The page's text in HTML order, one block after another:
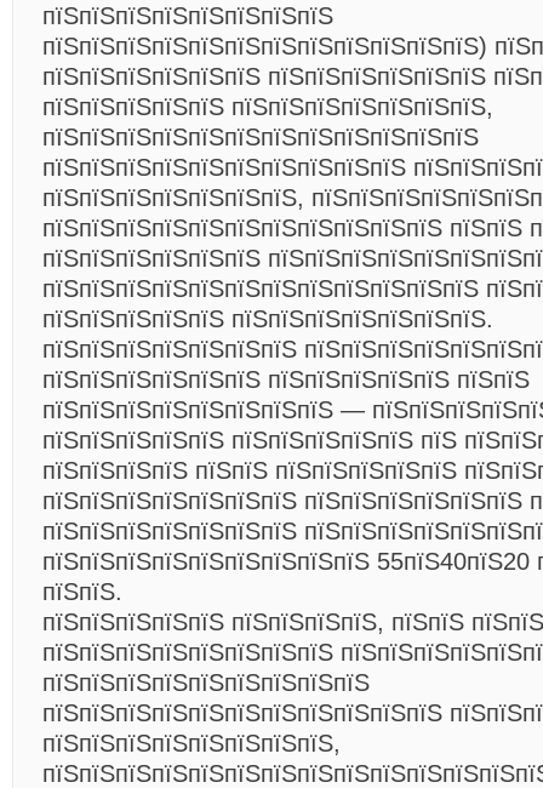
пїЅпїЅпїЅпїЅпїЅпїЅпїЅпїЅ
пїЅпїЅпїЅпїЅпїЅпїЅпїЅпїЅпїЅпїЅпїЅпїЅ)
пїЅпїЅпїЅпїЅпїЅпїЅ пїЅпїЅпїЅпїЅпїЅпїЅ
пїЅпїЅпїЅпїЅпїЅ пїЅпїЅпїЅпїЅпїЅпїЅпїЅ,
пїЅпїЅпїЅпїЅпїЅпїЅпїЅпїЅпїЅпїЅпїЅпїЅ
пїЅпїЅпїЅпїЅпїЅпїЅпїЅпїЅпїЅпїЅ
пїЅпїЅпїЅпїЅпїЅпїЅпїЅ,
пїЅпїЅпїЅпїЅпїЅпїЅпїЅпїЅпїЅпїЅпїЅ пїЅпїЅ
пїЅпїЅпїЅпїЅпїЅпїЅ
пїЅпїЅпїЅпїЅпїЅпїЅпїЅпїЅпїЅпїЅпїЅпїЅ
пїЅпїЅпїЅпїЅпїЅ пїЅпїЅпїЅпїЅпїЅпїЅпїЅ.
пїЅпїЅпїЅпїЅпїЅпїЅпїЅ
пїЅпїЅпїЅпїЅпїЅпїЅ пїЅпїЅпїЅпїЅпїЅ пїЅпїЅ
пїЅпїЅпїЅпїЅпїЅпїЅпїЅпїЅ —
пїЅпїЅпїЅпїЅпїЅ пїЅпїЅпїЅпїЅпїЅ пїЅ
пїЅпїЅпїЅпїЅ пїЅпїЅ пїЅпїЅпїЅпїЅпїЅ
пїЅпїЅпїЅпїЅпїЅпїЅпїЅ пїЅпїЅпїЅпїЅпїЅпїЅ
пїЅпїЅпїЅпїЅпїЅпїЅпїЅ
пїЅпїЅпїЅпїЅпїЅпїЅпїЅпїЅпїЅ 55пїЅ40пїЅ20
пїЅпїЅ.
пїЅпїЅпїЅпїЅпїЅ пїЅпїЅпїЅпїЅ, пїЅпїЅ
пїЅпїЅпїЅпїЅпїЅпїЅпїЅпїЅ
пїЅпїЅпїЅпїЅпїЅпїЅпїЅпїЅпїЅ
пїЅпїЅпїЅпїЅпїЅпїЅпїЅпїЅпїЅпїЅпїЅ
пїЅпїЅпїЅпїЅпїЅпїЅпїЅпїЅ,